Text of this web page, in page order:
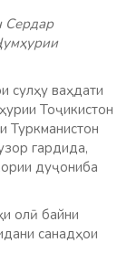
Сердар
сулҳу ваҳдати
Тоҷикистон
Туркманистон
гардида,
дуҷониба
олӣ байни
санадҳои